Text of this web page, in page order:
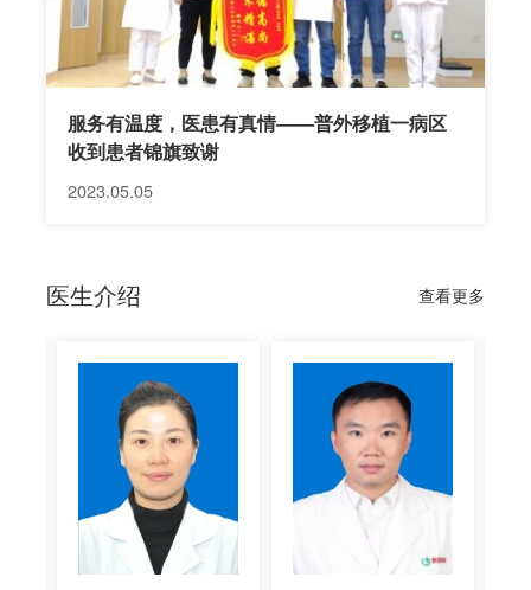
服务有温度，医患有真情——普外移植一病区
收到患者锦旗致谢
2023.05.05
医生介绍 查看更多